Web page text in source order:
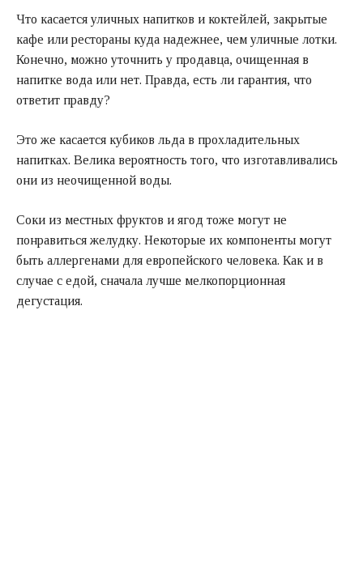
Что касается уличных напитков и коктейлей, закрытые
кафе или рестораны куда надежнее, чем уличные лотки.
Конечно, можно уточнить у продавца, очищенная в
напитке вода или нет. Правда, есть ли гарантия, что
ответит правду?
Это же касается кубиков льда в прохладительных
напитках. Велика вероятность того, что изготавливались
они из неочищенной воды.
Соки из местных фруктов и ягод тоже могут не
понравиться желудку. Некоторые их компоненты могут
быть аллергенами для европейского человека. Как и в
случае с едой, сначала лучше мелкопорционная
дегустация.